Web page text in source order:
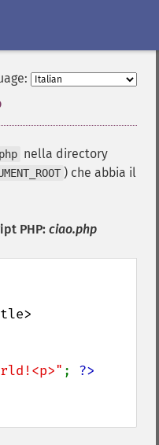
nella directory
) che abbia il
PHP: ciao.php
;